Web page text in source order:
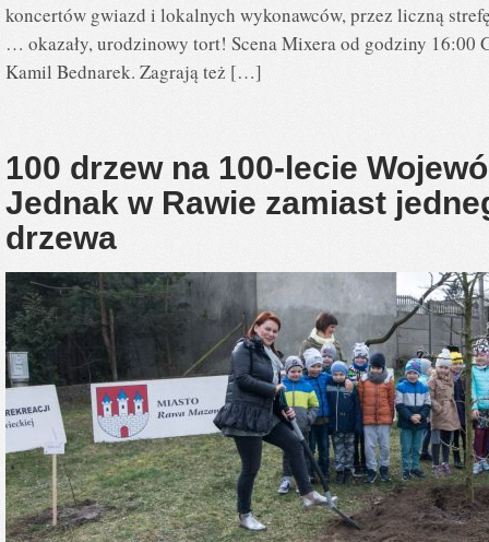
koncertów gwiazd i lokalnych wykonawców, przez liczną
… okazały, urodzinowy tort! Scena Mixera od godziny 16:00
Kamil Bednarek. Zagrają też […]
100 drzew na 100-lecie
Jednak w Rawie zamiast
drzewa